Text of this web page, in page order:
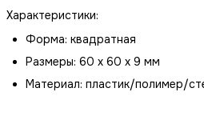
Характеристики:
Форма: квадратная
Размеры: 60 х 60 х 9 мм
Материал: пластик/полимер/